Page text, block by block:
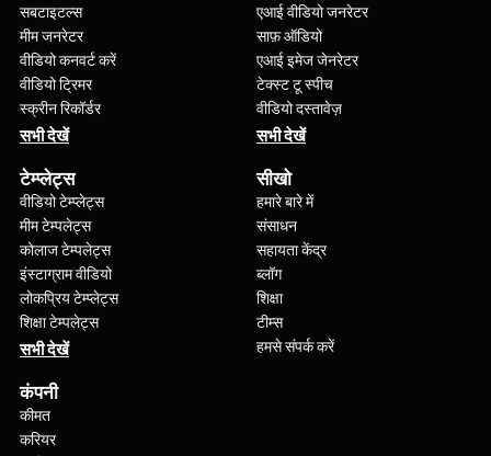
सबटाइटल्स
मीम जनरेटर
वीडियो कनवर्ट करें
वीडियो ट्रिमर
स्क्रीन रिकॉर्डर
सभी देखें
एआई वीडियो जनरेटर
साफ़ ऑडियो
एआई इमेज जेनरेटर
टेक्स्ट टू स्पीच
वीडियो दस्तावेज़
सभी देखें
टेम्प्लेट्स
वीडियो टेम्प्लेट्स
मीम टेम्पलेट्स
कोलाज टेम्पलेट्स
इंस्टाग्राम वीडियो
लोकप्रिय टेम्प्लेट्स
शिक्षा टेम्पलेट्स
सभी देखें
सीखो
हमारे बारे में
संसाधन
सहायता केंद्र
ब्लॉग
शिक्षा
टीम्स
हमसे संपर्क करें
कंपनी
कीमत
करियर